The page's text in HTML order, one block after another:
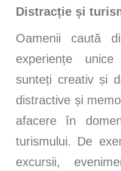
Distracție și
Oamenii caută
experiențe
sunteți creativ și
distractive și
afacere în
turismului. De
excursii,